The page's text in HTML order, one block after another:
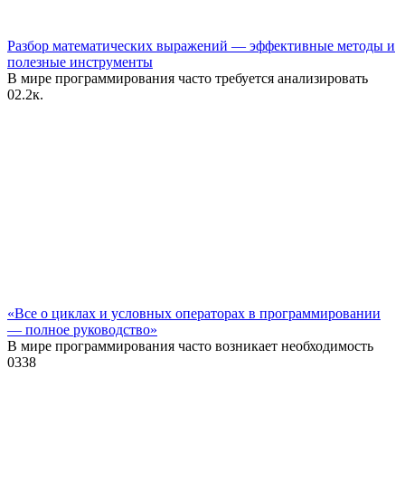
Разбор математических выражений — эффективные методы и
полезные инструменты
В мире программирования часто требуется анализировать
02.2к.
«Все о циклах и условных операторах в программировании
— полное руководство»
В мире программирования часто возникает необходимость
0338